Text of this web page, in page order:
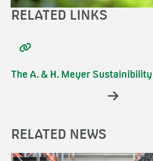
RELATED LINKS
The A. & H. Meyer
RELATED NEWS